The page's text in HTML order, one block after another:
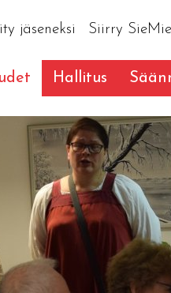
jäseneksi Siirry
Hallitus